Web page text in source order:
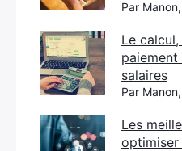
Par
Le
salaires
Par
Les